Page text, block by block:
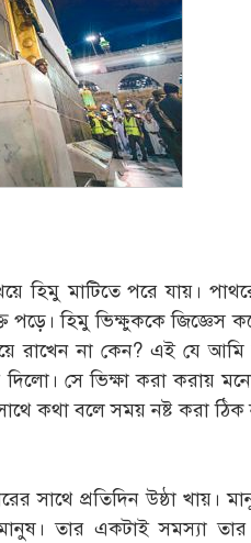
হিমু মাটিতে পরে যায়।
পড়ে। হিমু ভিক্ষুককে জিজ্ঞেস
রাখেন না কেন? এই যে আমি
সে ভিক্ষা করা করায়
কথা বলে সময় নষ্ট করা ঠিক
সাথে প্রতিদিন উষ্ঠা খায়।
তার একটাই সমস্যা